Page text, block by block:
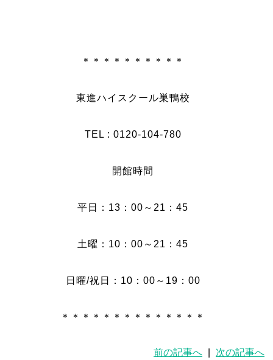
＊＊＊＊＊＊＊＊＊＊
東進ハイスクール巣鴨校
TEL : 0120-104-780
開館時間
平日：13：00～21：45
土曜：10：00～21：45
日曜/祝日：10：00～19：00
＊＊＊＊＊＊＊＊＊＊＊＊＊＊
前の記事へ 次の記事へ